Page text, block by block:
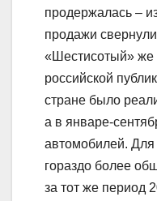
продержалась –
продажи
«Шестисотый» же
российской
стране было
а в январе-
автомобилей. Для
гораздо более
за тот же период